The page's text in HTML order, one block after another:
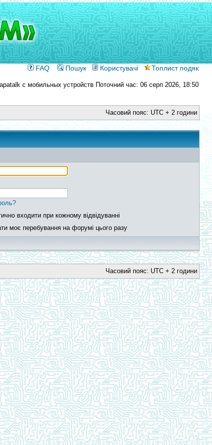
FAQ Пошук Користувачі Топлист подяк
Поточний час: 06 серп 2026, 18:50
Часовий пояс: UTC + 2 години
входити при кожному відвідуванні
моє перебування на форумі цього разу
Часовий пояс: UTC + 2 години